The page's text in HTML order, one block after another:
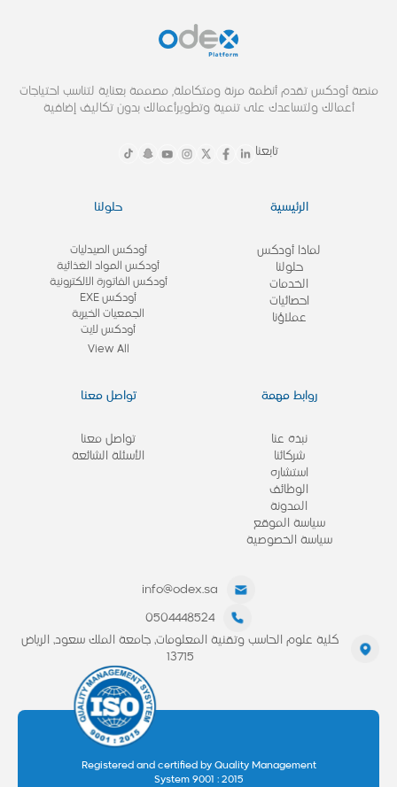
منصة أودكس تقدم أنظمة مرنة ومتكاملة, مصممة بعناية لتناسب احتياجات
أعمالك ولتساعدك على تنمية وتطويرأعمالك بدون تكاليف إضافية
تابعنا
الرئيسية
لماذا أودكس
حلولنا
الخدمات
احصائيات
عملاؤنا
حلولنا
أودكس الصيدليات
أودكس المواد الغذائية
أودكس الفاتورة الالكترونية
أودكس EXE
الجمعيات الخيرية
أودكس لايت
View All
روابط مهمة
نبذة عنا
شركائنا
استشاره
الوظائف
المدونة
سياسة الموقع
سياسة الخصوصية
تواصل معنا
تواصل معنا
الأسئلة الشائعة
info@odex.sa
0504448524
كلية علوم الحاسب وتقنية المعلومات، جامعة الملك سعود، الرياض
13715
Registered and certified by Quality Management
System 9001 : 2015